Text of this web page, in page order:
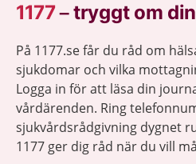
1177–tryggt om
På 1177.se får du råd om
sjukdomar och vilka
Logga in för att läsa din
vårdärenden. Ring
sjukvårdsrådgivning dygnet
1177 ger dig råd när du vill